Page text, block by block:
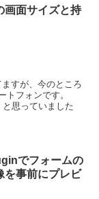
画面サイズと持
すが、今のところ
トフォンです。
思っていました
でフォームの
を事前にプレビ